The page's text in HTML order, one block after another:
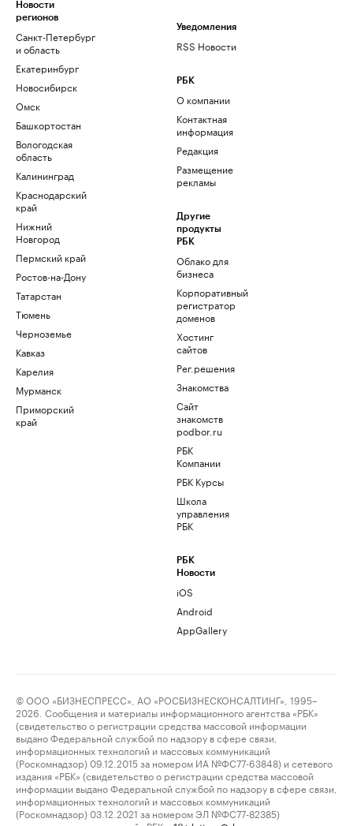
Новости
регионов
Санкт-Петербург
и область
Екатеринбург
Новосибирск
Омск
Башкортостан
Вологодская
область
Калининград
Краснодарский
край
Нижний
Новгород
Пермский край
Ростов-на-Дону
Татарстан
Тюмень
Черноземье
Кавказ
Карелия
Мурманск
Приморский
край
Уведомления
RSS Новости
РБК
О компании
Контактная
информация
Редакция
Размещение
рекламы
Другие
продукты
РБК
Облако для
бизнеса
Корпоративный
регистратор
доменов
Хостинг
сайтов
Рег.решения
Знакомства
Сайт
знакомств
podbor.ru
РБК
Компании
РБК Курсы
Школа
управления
РБК
РБК
Новости
iOS
Android
AppGallery
© ООО «БИЗНЕСПРЕСС», АО «РОСБИЗНЕСКОНСАЛТИНГ», 1995–
2026. Сообщения и материалы информационного агентства «РБК»
(свидетельство о регистрации средства массовой информации
выдано Федеральной службой по надзору в сфере связи,
информационных технологий и массовых коммуникаций
(Роскомнадзор) 09.12.2015 за номером ИА №ФС77-63848) и сетевого
издания «РБК» (свидетельство о регистрации средства массовой
информации выдано Федеральной службой по надзору в сфере связи,
информационных технологий и массовых коммуникаций
(Роскомнадзор) 03.12.2021 за номером ЭЛ №ФС77-82385)